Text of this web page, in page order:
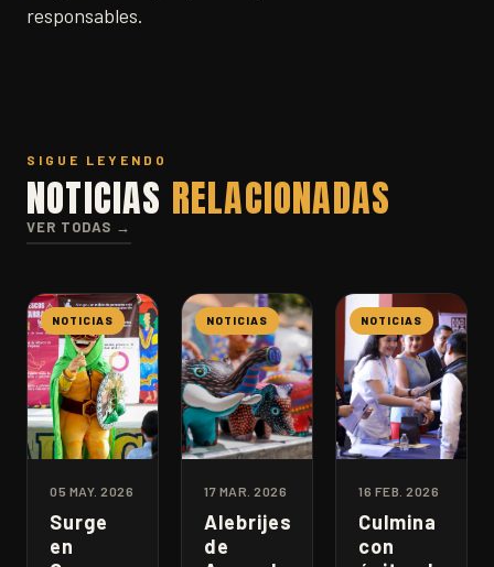
responsables.
SIGUE LEYENDO
NOTICIAS RELACIONADAS
VER TODAS →
NOTICIAS
05 MAY. 2026
Surge
en
NOTICIAS
17 MAR. 2026
Alebrijes
de
NOTICIAS
16 FEB. 2026
Culmina
con